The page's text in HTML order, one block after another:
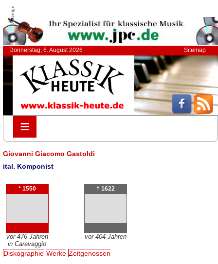
Anzeige
Donnerstag, 6. August 2026 Sitemap
≡
≡
Giovanni Giacomo Gastoldi
ital. Komponist
* 1550
vor 476 Jahren
in Caravaggio
† 1622
vor 404 Jahren
Diskographie Werke Zeitgenossen